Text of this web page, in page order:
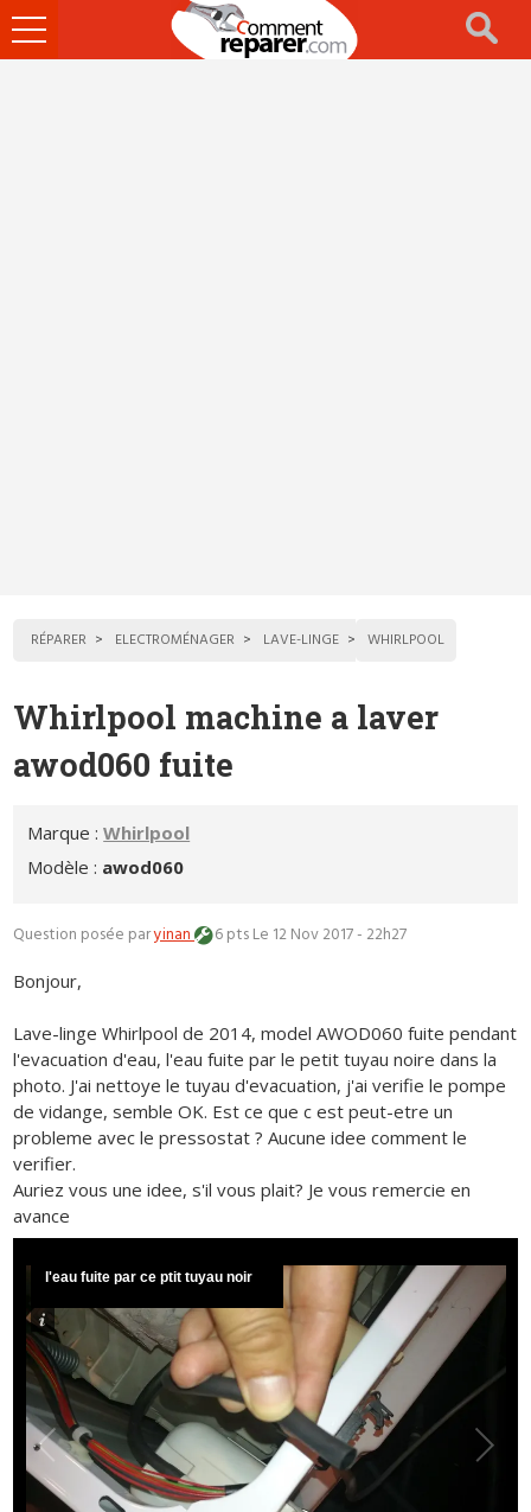
Ouvrir
le
RÉPARER ELECTROMÉNAGER LAVE-LINGE WHIRLPOOL
Whirlpool machine a laver
awod060 fuite
Marque :Whirlpool
Modèle : awod060
Question posée paryinan 6 ptsLe 12 Nov 2017 - 22h27
Bonjour,
Lave-linge Whirlpool de 2014, model AWOD060 fuite pendant
l'evacuation d'eau, l'eau fuite par le petit tuyau noire dans la
photo. J'ai nettoye le tuyau d'evacuation, j'ai verifie le pompe
de vidange, semble OK. Est ce que c est peut-etre un
probleme avec le pressostat ? Aucune idee comment le
verifier.
Auriez vous une idee, s'il vous plait? Je vous remercie en
avance
l'eau fuite par ce ptit tuyau noir